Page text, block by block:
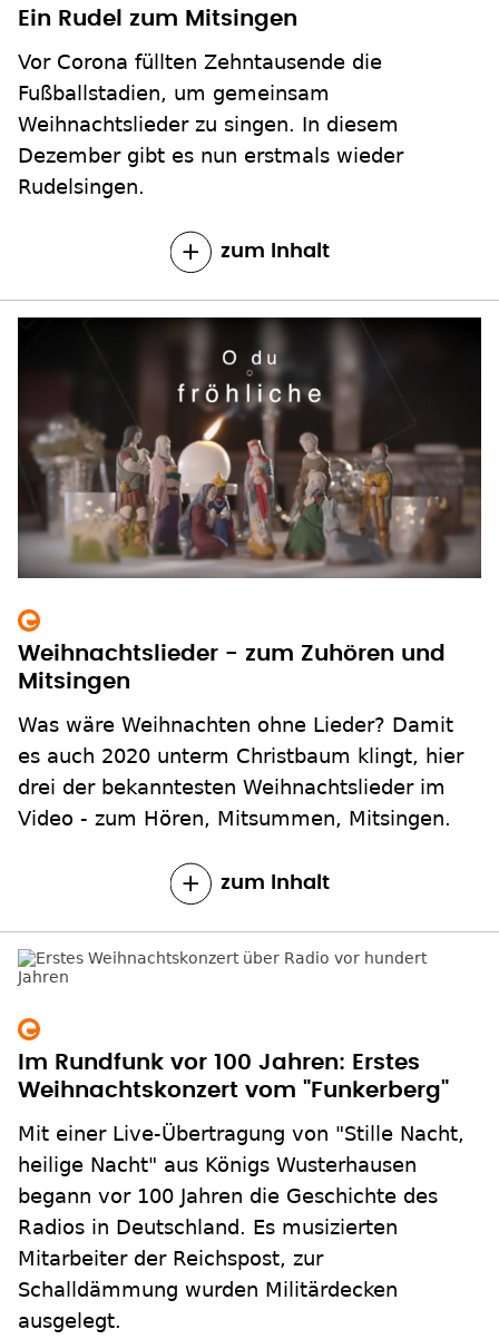
Vor Corona füllten Zehntausende die
Weihnachtslieder zu singen. In diesem
Dezember gibt es nun erstmals wieder
Rudelsingen.
Weihnachtslieder - zum Zuhören und
Mitsingen
Was wäre Weihnachten ohne Lieder? Damit
drei der bekanntesten Weihnachtslieder im
Video - zum Hören, Mitsummen, Mitsingen.
Im Rundfunk vor 100 Jahren: Erstes
Weihnachtskonzert vom "Funkerberg"
Mit einer Live-Übertragung von "Stille Nacht,
heilige Nacht" aus Königs Wusterhausen
begann vor 100 Jahren die Geschichte des
Mitarbeiter der Reichspost, zur
Schalldämmung wurden Militärdecken
ausgelegt.
zum Inhalt